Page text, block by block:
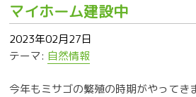
マイホーム建設中
2023年02月27日
テーマ: 自然情報
今年もミサゴの繁殖の時期がやってき